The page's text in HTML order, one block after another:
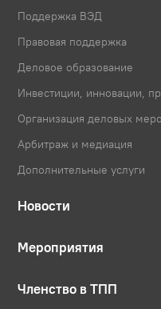
Поддержка ВЭД
Правовая поддержка
Деловое образование
Инвестиции, инновации,
Организация деловых
Арбитраж и медиация
Дополнительные услуги
Новости
Мероприятия
Членство в ТПП